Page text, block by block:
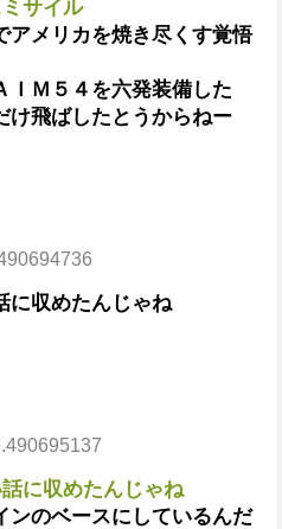
サイル
アメリカを焼き尽くす覚悟
ＩＭ５４を六発装備した
け飛ばしたとうからねー
に収めたんじゃね
に収めたんじゃね
ンのベースにしているんだ